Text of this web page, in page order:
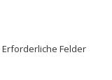
Erforderliche Felder